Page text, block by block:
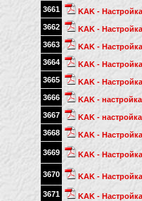
3661
KAK -
3662
KAK -
3663
KAK -
3664
KAK -
3665
KAK -
3666
KAK -
3667
KAK -
3668
KAK -
3669 KAK -
3670 KAK -
3671
KAK -